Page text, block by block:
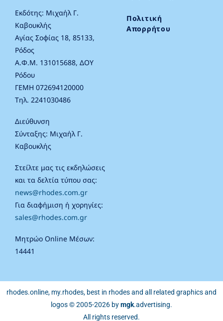
Εκδότης: Μιχαήλ Γ.
Καβουκλής
Αγίας Σοφίας 18, 85133,
Ρόδος
Α.Φ.Μ. 131015688, ΔΟΥ
Ρόδου
ΓΕΜΗ 072694120000
Τηλ. 2241030486
Διεύθυνση
Σύνταξης: Μιχαήλ Γ.
Καβουκλής
Στείλτε μας τις εκδηλώσεις
και τα δελτία τύπου σας:
news@rhodes.com.gr
Για διαφήμιση ή χορηγίες:
sales@rhodes.com.gr
Μητρώο Online Μέσων:
14441
Πολιτική
Απορρήτου
rhodes.online, my.rhodes, best in rhodes and all related graphics and
logos © 2005-2026 bymgk.advertising.
All rights reserved.